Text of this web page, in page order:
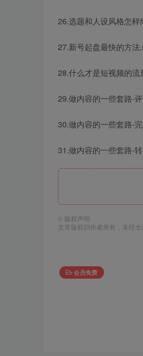
26.选题和人设风格怎样
27.新号起盘最快的方法
28.什么才是短视频的流
29.做内容的一些套路-
30.做内容的一些套路-
31.做内容的一些套路-
© 版权声明
文章版权归作者所有，未经允
会员免费